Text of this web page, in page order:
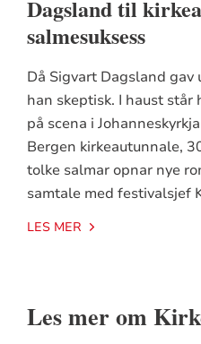
Dagsland til
salmesuksess
Då Sigvart Dagsland
han skeptisk. I haust står
på scena i
Bergen kirkeautunnale,
tolke salmar opnar nye
samtale med festivalsjef
LES MER
Les mer om